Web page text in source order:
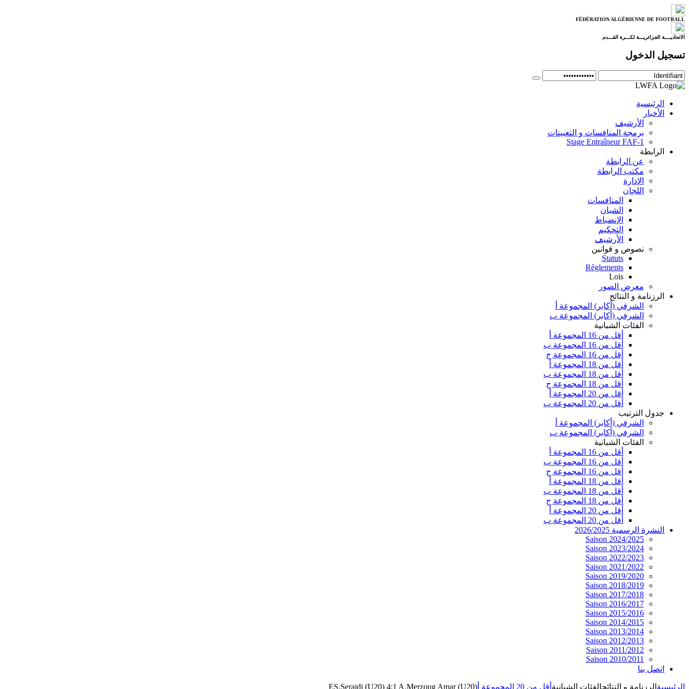
FÉDÉRATION ALGÉRIENNE DE FOOTBALL
الاتحاديــــة الجزائريـــة لكـــرة القـــدم
تسجيل الدخول
الرئيسية
الأخبار
الأرشيف
برمجة المنافسات و التعيينات
Stage Entraîneur FAF-1
الرابطة
عن الرابطة
مكتب الرابطة
الإدارة
اللجان
المنافسات
الشبان
الإنضباط
التحكيم
الأرشيف
نصوص و قوانين
Statuts
Règlements
Lois
معرض الصور
الرزنامة و النتائج
الشرفي (أكابر) المجموعة أ
الشرفي (أكابر) المجموعة ب
الفئات الشبانية
أقل من 16 المجموعة أ
أقل من 16 المجموعة ب
أقل من 16 المجموعة ج
أقل من 18 المجموعة أ
أقل من 18 المجموعة ب
أقل من 18 المجموعة ج
أقل من 20 المجموعة أ
أقل من 20 المجموعة ب
جدول الترتيب
الشرفي (أكابر) المجموعة أ
الشرفي (أكابر) المجموعة ب
الفئات الشبانية
أقل من 16 المجموعة أ
أقل من 16 المجموعة ب
أقل من 16 المجموعة ج
أقل من 18 المجموعة أ
أقل من 18 المجموعة ب
أقل من 18 المجموعة ج
أقل من 20 المجموعة أ
أقل من 20 المجموعة ب
النشرة الرسمية 2026/2025
Saison 2024/2025
Saison 2023/2024
Saison 2022/2023
Saison 2021/2022
Saison 2019/2020
Saison 2018/2019
Saison 2017/2018
Saison 2016/2017
Saison 2015/2016
Saison 2014/2015
Saison 2013/2014
Saison 2012/2013
Saison 2011/2012
Saison 2010/2011
اتصل بنا
الرئيسية الرزنامة و النتائجالفئات الشبانية أقل من 20 المجموعة أ
ES.Seraidi (U20) 4:1 A.Merzoug Amar (U20)